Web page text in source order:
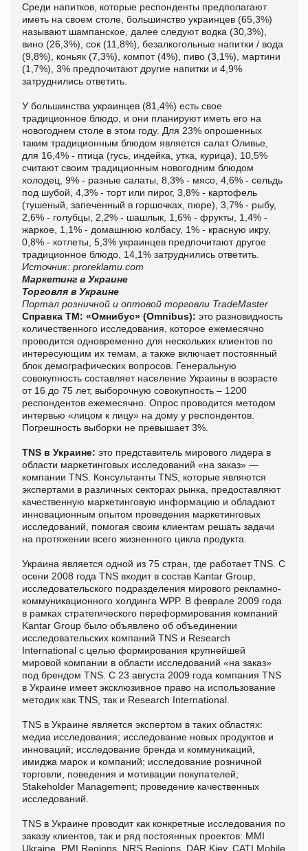
Среди напитков, которые респонденты предполагают
иметь на своем столе, большинство украинцев (65,3%)
называют шампанское, далее следуют водка (30,3%),
вино (26,3%), сок (11,8%), безалкогольные напитки / вода
(9,8%), коньяк (7,3%), компот (4%), пиво (3,1%), мартини
(1,7%), 3% предпочитают другие напитки и 4,9%
затруднились ответить.
У большинства украинцев (81,4%) есть свое
традиционное блюдо, и они планируют иметь его на
новогоднем столе в этом году. Для 23% опрошенных
таким традиционным блюдом является салат Оливье,
для 16,4% - птица (гусь, индейка, утка, курица), 10,5%
считают своим традиционным новогодним блюдом
холодец, 9% - разные салаты, 8,3% - мясо, 4,6% - сельдь
под шубой, 4,3% - торт или пирог, 3,8% - картофель
(тушеный, запеченный в горшочках, пюре), 3,7% - рыбу,
2,6% - голубцы, 2,2% - шашлык, 1,6% - фрукты, 1,4% -
жаркое, 1,1% - домашнюю колбасу, 1% - красную икру,
0,8% - котлеты, 5,3% украинцев предпочитают другое
традиционное блюдо, 14,1% затруднились ответить.
Источник: proreklamu.com
Маркетинг в Украине
Торговля в Украине
Портал розничной и оптовой торговли TradeMaster
Справка ТМ: «Омнибус» (Omnibus): это разновидность
количественного исследования, которое ежемесячно
проводится одновременно для нескольких клиентов по
интересующим их темам, а также включает постоянный
блок демографических вопросов. Генеральную
совокупность составляет население Украины в возрасте
от 16 до 75 лет, выборочную совокупность – 1200
респондентов ежемесячно. Опрос проводится методом
интервью «лицом к лицу» на дому у респондентов.
Погрешность выборки не превышает 3%.
TNS в Украине: это представитель мирового лидера в
области маркетинговых исследований «на заказ» —
компании TNS. Консультанты TNS, которые являются
экспертами в различных секторах рынка, предоставляют
качественную маркетинговую информацию и обладают
инновационным опытом проведения маркетинговых
исследований, помогая своим клиентам решать задачи
на протяжении всего жизненного цикла продукта.
Украина является одной из 75 стран, где работает TNS. С
осени 2008 года TNS входит в состав Kantar Group,
исследовательского подразделения мирового рекламно-
коммуникационного холдинга WPP. В феврале 2009 года
в рамках стратегического переформирования компаний
Kantar Group было объявлено об объединении
исследовательских компаний TNS и Research
International с целью формирования крупнейшей
мировой компании в области исследований «на заказ»
под брендом TNS. С 23 августа 2009 года компания TNS
в Украине имеет эксклюзивное право на использование
методик как TNS, так и Research International.
TNS в Украине является экспертом в таких областях:
медиа исследования; исследование новых продуктов и
инноваций; исследование бренда и коммуникаций,
имиджа марок и компаний; исследование розничной
торговли, поведения и мотивации покупателей;
Stakeholder Management; проведение качественных
исследований.
TNS в Украине проводит как конкретные исследования по
заказу клиентов, так и ряд постоянных проектов: MMI
Ukraine, PMI Regions, NRS Regions, DAR Kiev, CATI Mobile